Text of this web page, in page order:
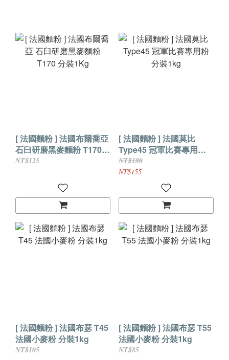
[ 法國麵粉 ] 法國布爾喬亞
石臼研磨黑麥麵粉 T170
分裝1Kg
NT$125
[ 法國麵粉 ] 法國莫比
Type45 冠軍比賽專用粉
分裝1kg
NT$180
NT$155
[ 法國麵粉 ] 法國布瑟 T45
法國小麥粉 分裝1kg
NT$105
[ 法國麵粉 ] 法國布瑟 T55
法國小麥粉 分裝1kg
NT$85